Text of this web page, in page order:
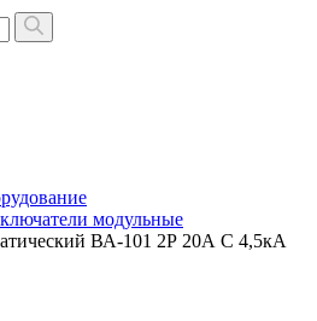
модульные
ВА-101 2Р 20А C 4,5кА